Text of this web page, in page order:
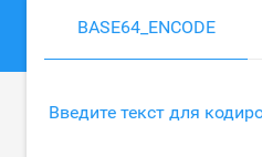
BASE64_ENCODE
Введите текст для